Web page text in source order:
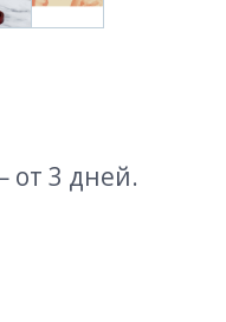
от 3 дней.